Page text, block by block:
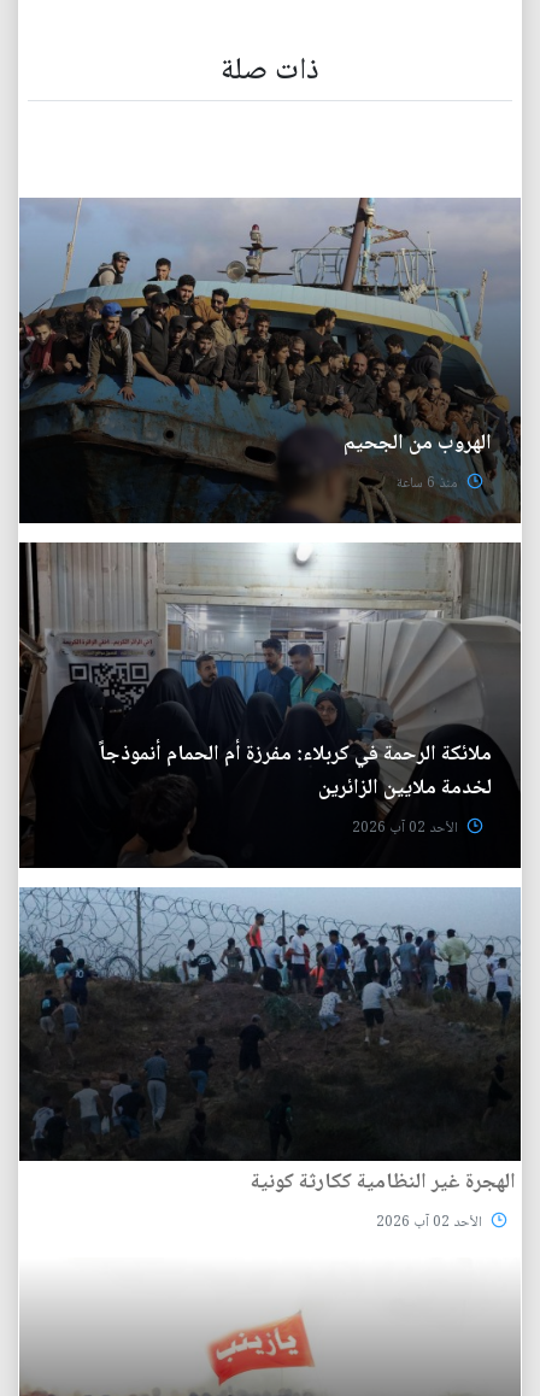
ذات صلة
الهروب من الجحيم
منذ 6 ساعة
ملائكة الرحمة في كربلاء: مفرزة أم الحمام أنموذجاً
لخدمة ملايين الزائرين
الأحد 02 آب 2026
الهجرة غير النظامية ككارثة كونية
الأحد 02 آب 2026